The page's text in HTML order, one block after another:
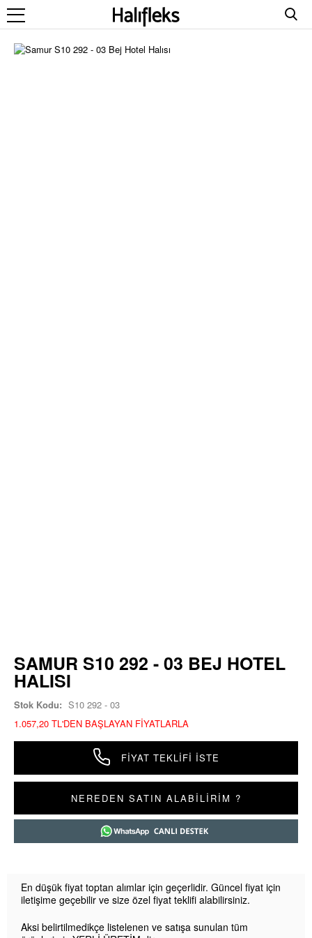
SAMUR S10 292 - 03 BEJ HOTEL
HALISI
Stok Kodu: S10 292 - 03
1.057,20 TL'DEN BAŞLAYAN FIYATLARLA
FIYAT TEKLIFI İSTE
NEREDEN SATIN ALABİLİRİM ?
En düşük fiyat toptan alımlar için geçerlidir. Güncel fiyat için
iletişime geçebilir ve size özel fiyat teklifi alabilirsiniz.
Aksi belirtilmedikçe listelenen ve satışa sunulan tüm